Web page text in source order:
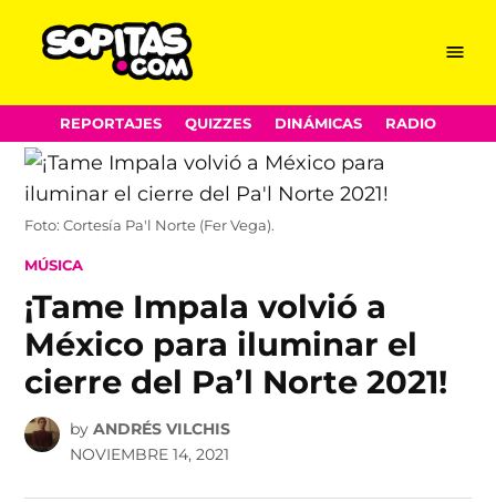
Skip
to
content
Menu
REPORTAJES QUIZZES DINÁMICAS RADIO
Foto: Cortesía Pa'l Norte (Fer Vega).
POSTED
MÚSICA
¡Tame Impala volvió a
México para iluminar el
cierre del Pa’l Norte 2021!
by ANDRÉS VILCHIS
NOVIEMBRE 14, 2021